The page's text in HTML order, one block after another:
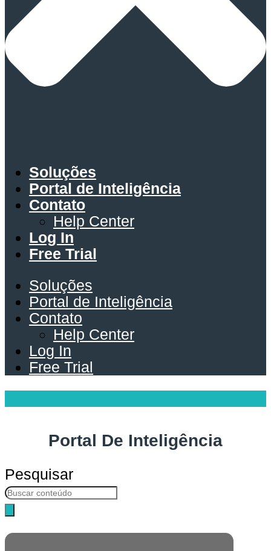
Soluções
Portal de Inteligência
Contato
Help Center
Log In
Free Trial
Soluções
Portal de Inteligência
Contato
Help Center
Log In
Free Trial
Portal De Inteligência
Pesquisar